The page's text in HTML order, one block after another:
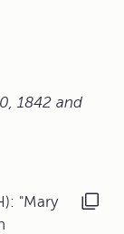
1842 and
"Mary